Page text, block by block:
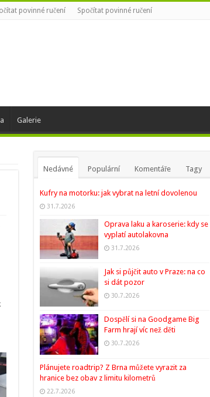
povinné ručení Spočítat povinné ručení
Galerie
Nedávné Populární Komentáře Tagy
Kufry na motorku: jak vybrat na letní dovolenou
31.7.2026
Oprava laku a karoserie: kdy se
vyplatí autolakovna
31.7.2026
Jak si půjčit auto v Praze: na co
si dát pozor
30.7.2026
Dospělí si na Goodgame Big
Farm hrají víc než děti
30.7.2026
Plánujete roadtrip? Z Brna můžete vyrazit za
hranice bez obav z limitu kilometrů
22.7.2026